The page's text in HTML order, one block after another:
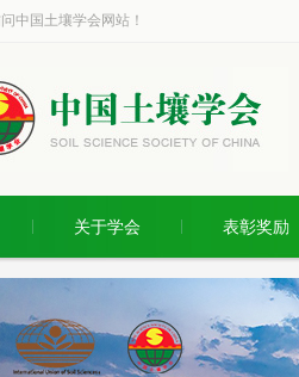
中国土壤学会网站！
关于学会 表彰奖励